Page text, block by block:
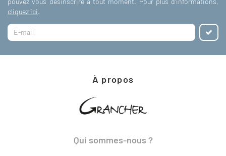
cliquez ici.
À propos
Qui sommes-nous ?